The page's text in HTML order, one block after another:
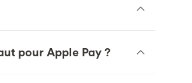
pour Apple Pay ?